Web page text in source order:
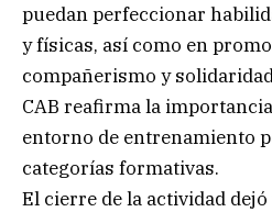
puedan perfeccionar
y físicas, así como en
compañerismo y
CAB reafirma la
entorno de entrenamiento
categorías formativas.
El cierre de la actividad